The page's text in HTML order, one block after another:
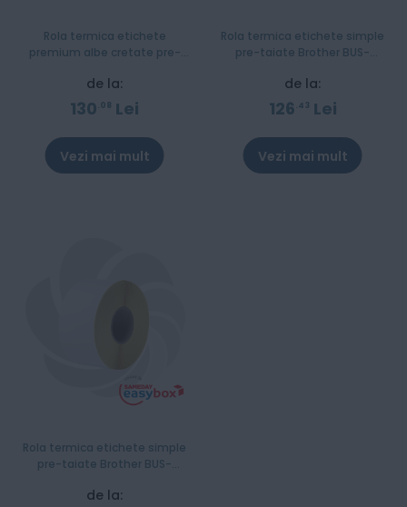
Rola termica etichete
premium albe cretate pre-
203
de la:
130 08 Lei
Vezi mai mult
Stoc epuizat
Rola termica etichete simple
pre-taiate Brother BUS-
de la:
126 43 Lei
Vezi mai mult
Stoc epuizat
Rola termica etichete simple
pre-taiate Brother BUS-
de la: